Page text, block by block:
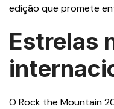
edição que promete
Estrelas
O Rock the Mountain